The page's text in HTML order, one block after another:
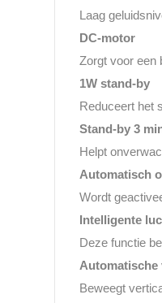
Laag
DC-motor
Zorgt voor een
1W stand-by
Reduceert het
Stand-by 3
Helpt
Automatisch
Wordt
Intelligente
Deze functie
Beweegt